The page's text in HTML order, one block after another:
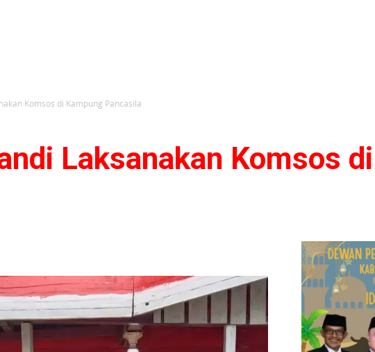
Komsos di Kampung Pancasila
Laksanakan Komsos